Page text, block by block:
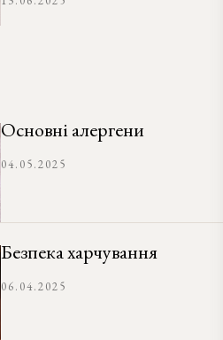
Основні алергени
04.05.2025
Безпека харчування
06.04.2025